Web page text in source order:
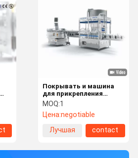
Покрывать и машина
для прикрепления
этикеток завалки
HUITUO
полноавтоматический
MOQ:1
Цена:negotiable
Лучшая
contact